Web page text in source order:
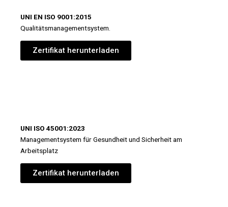
UNI EN ISO 9001:2015
Qualitätsmanagementsystem.
Zertifikat herunterladen
UNI ISO 45001:2023
Managementsystem für Gesundheit und Sicherheit am
Arbeitsplatz
Zertifikat herunterladen